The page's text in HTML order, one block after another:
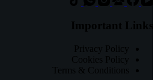
Important Links
Privacy Policy
Cookies Policy
Terms & Conditions